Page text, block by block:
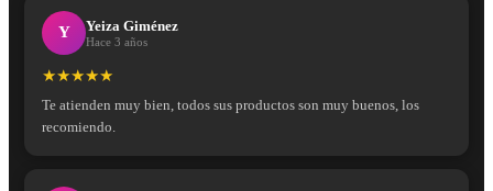
Y Yeiza Giménez
Hace 3 años
★★★★★
Te atienden muy bien, todos sus productos son muy buenos, los
recomiendo.